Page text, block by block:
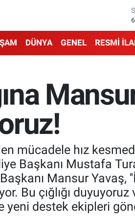
DÜNYA GENEL RESMİ
mücadele hız
Başkanı Mustafa
Mansur Yavaş,
Bu çığlığı
destek ekipleri